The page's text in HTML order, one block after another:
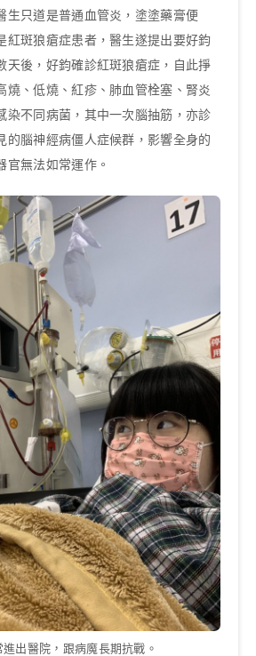
生只道是普通血管炎，塗塗藥膏便
紅斑狼瘡症患者，醫生遂提出要好鈞
天後，好鈞確診紅斑狼瘡症，自此掙
燒、低燒、紅疹、肺血管栓塞、腎炎
染不同病菌，其中一次腦抽筋，亦診
的腦神經病僵人症候群，影響全身的
官無法如常運作。
出醫院，跟病魔長期抗戰。